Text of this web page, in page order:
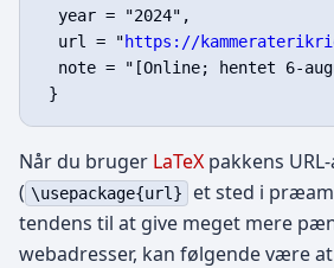
  year = "2024",
  url = "
https://
note = "[Online; hentet 6-
Når du bruger LaTeX pakkens
( \usepackage{url}
et sted i
tendens til at give meget mere
webadresser, kan følgende være